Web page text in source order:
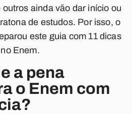
ainda vão dar início ou
de estudos. Por isso, o
este guia com 11 dicas
Enem.
a pena
o Enem com